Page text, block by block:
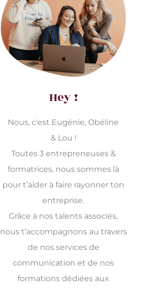
Hey !
Nous, c'est Eugénie, Obéline
& Lou !
Toutes 3 entrepreneuses &
formatrices, nous sommes là
pour t’aider à faire rayonner ton
entreprise.
Grâce à nos talents associés,
nous t’accompagnons au travers
de nos services de
communication et de nos
formations dédiées aux